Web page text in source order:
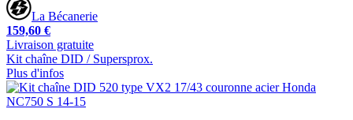
La Bécanerie
159,60 €
Livraison gratuite
Kit chaîne DID / Supersprox.
Plus d'infos